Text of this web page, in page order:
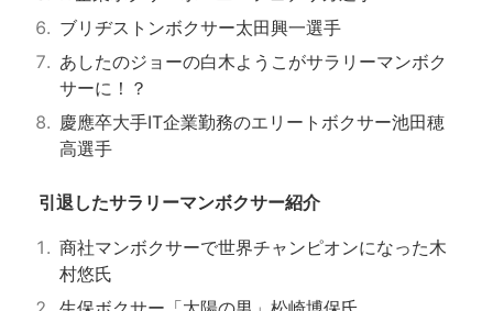
ブリヂストンボクサー太田興一選手
あしたのジョーの白木ようこがサラリーマンボク
サーに！？
慶應卒大手IT企業勤務のエリートボクサー池田穂
高選手
引退したサラリーマンボクサー紹介
商社マンボクサーで世界チャンピオンになった木
村悠氏